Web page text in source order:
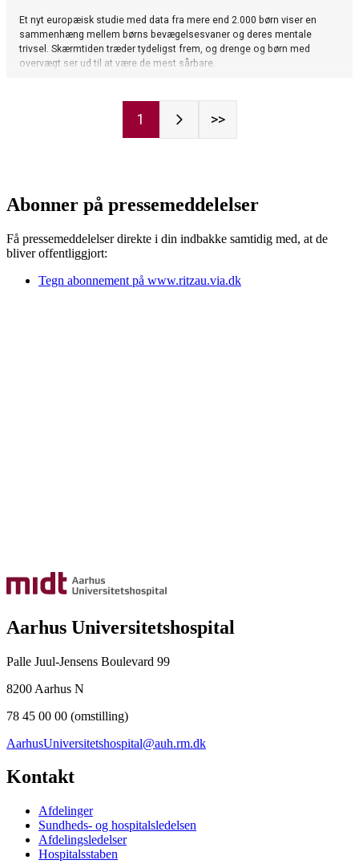
Abonner på pressemeddelelser
Få pressemeddelelser direkte i din indbakke samtidig med, at de
bliver offentliggjort:
Tegn abonnement på www.ritzau.via.dk
Aarhus Universitetshospital
Palle Juul-Jensens Boulevard 99
8200 Aarhus N
78 45 00 00 (omstilling)
AarhusUniversitetshospital@auh.rm.dk
Kontakt
Afdelinger
Sundheds- og hospitalsledelsen
Afdelingsledelser
Hospitalsstaben